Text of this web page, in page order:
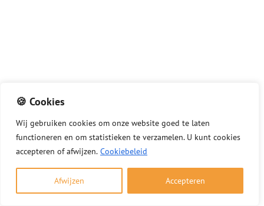
🍪 Cookies
Wij gebruiken cookies om onze website goed te laten
functioneren en om statistieken te verzamelen. U kunt cookies
accepteren of afwijzen. Cookiebeleid
Afwijzen Accepteren
oplossingen